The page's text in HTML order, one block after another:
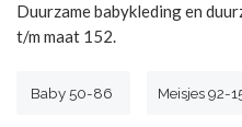
Duurzame babykleding en
t/m maat 152.
Baby 50-86 Meisjes 92-